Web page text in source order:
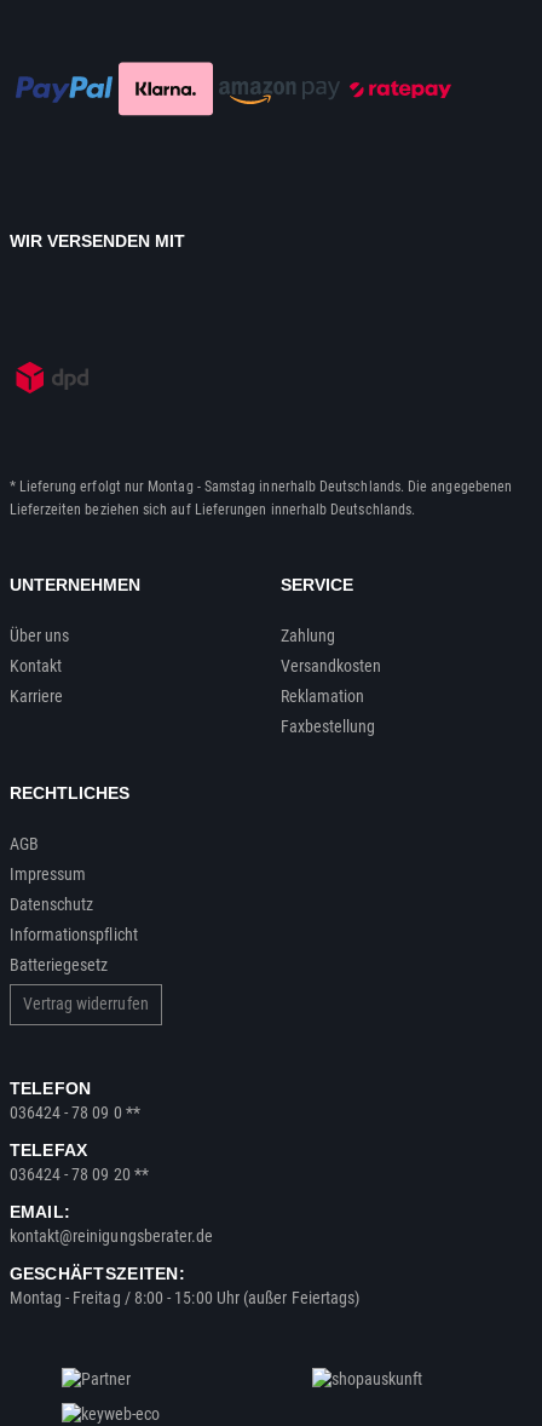
WIR VERSENDEN MIT
* Lieferung erfolgt nur Montag - Samstag innerhalb Deutschlands. Die angegebenen
Lieferzeiten beziehen sich auf Lieferungen innerhalb Deutschlands.
UNTERNEHMEN
Über uns
Kontakt
Karriere
SERVICE
Zahlung
Versandkosten
Reklamation
Faxbestellung
RECHTLICHES
AGB
Impressum
Datenschutz
Informationspflicht
Batteriegesetz
Vertrag widerrufen
TELEFON
036424 - 78 09 0 **
TELEFAX
036424 - 78 09 20 **
EMAIL:
kontakt@reinigungsberater.de
GESCHÄFTSZEITEN:
Montag - Freitag / 8:00 - 15:00 Uhr (außer Feiertags)